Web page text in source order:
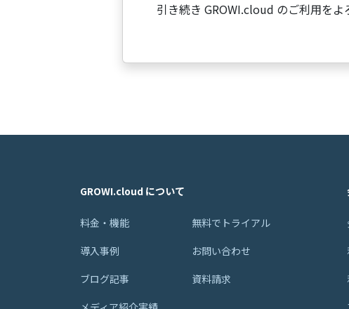
引き続き GROWI.cloud のご利用をよ
GROWI.cloud について
料金・機能
導入事例
ブログ記事
無料でトライアル
お問い合わせ
資料請求